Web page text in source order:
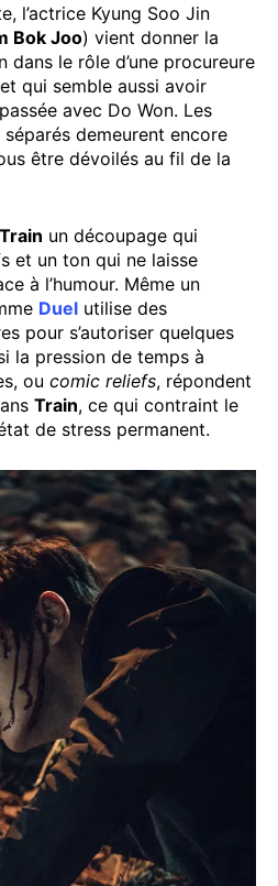
l’actrice Kyung Soo Jin
Bok Joo) vient donner la
dans le rôle d’une procureure
qui semble aussi avoir
avec Do Won. Les
demeurent encore
être dévoilés au fil de la
Train un découpage qui
et un ton qui ne laisse
à l’humour. Même un
Duel utilise des
pour s’autoriser quelques
la pression de temps à
ou comic reliefs, répondent
Train, ce qui contraint le
de stress permanent.